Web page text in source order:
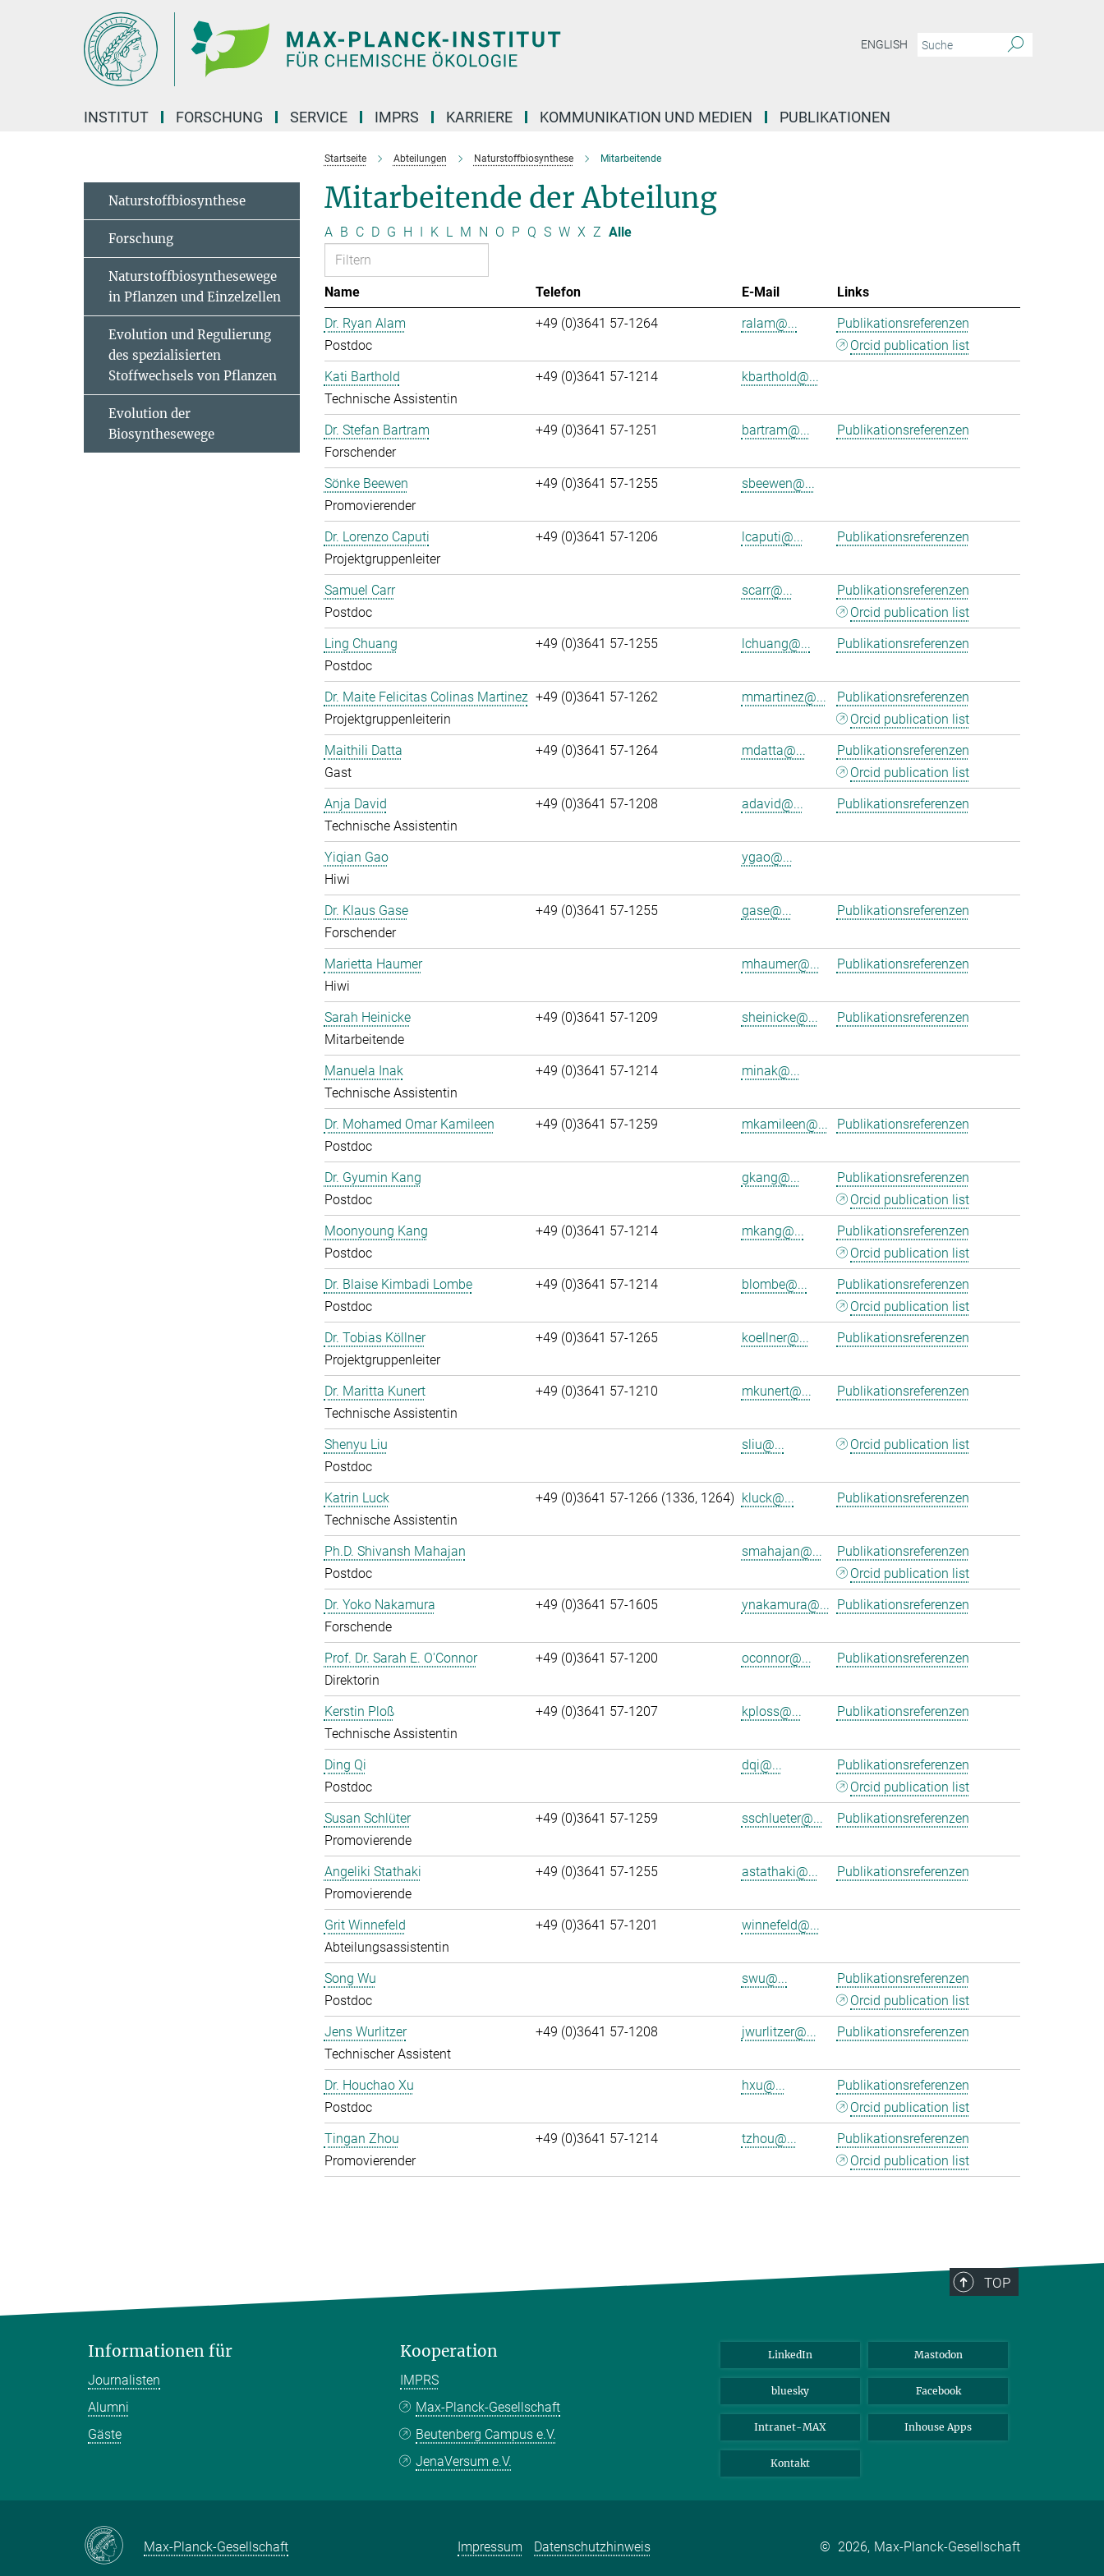
ENGLISH
INSTITUT FORSCHUNG SERVICE IMPRS KARRIERE KOMMUNIKATION UND MEDIEN PUBLIKATIONEN
Startseite Abteilungen Naturstoffbiosynthese Mitarbeitende
Mitarbeitende der Abteilung
A B C D G H I K L M N O P Q S W X Z Alle
Name Telefon E-Mail
Links
Dr. Ryan Alam
Postdoc
+49 (0)3641 57-1264 ralam@...
Publikationsreferenzen
Orcid publication list
Kati Barthold
Technische Assistentin
+49 (0)3641 57-1214 kbarthold@...
Dr. Stefan Bartram
Forschender
+49 (0)3641 57-1251 bartram@... Publikationsreferenzen
Sönke Beewen
Promovierender
+49 (0)3641 57-1255 sbeewen@...
Dr. Lorenzo Caputi
Projektgruppenleiter
+49 (0)3641 57-1206 lcaputi@... Publikationsreferenzen
Samuel Carr
Postdoc
scarr@...
Publikationsreferenzen
Orcid publication list
Ling Chuang
Postdoc
+49 (0)3641 57-1255 lchuang@... Publikationsreferenzen
Dr. Maite Felicitas Colinas Martinez
Projektgruppenleiterin
+49 (0)3641 57-1262 mmartinez@...
Publikationsreferenzen
Orcid publication list
Maithili Datta
Gast
+49 (0)3641 57-1264 mdatta@...
Publikationsreferenzen
Orcid publication list
Anja David
Technische Assistentin
+49 (0)3641 57-1208 adavid@... Publikationsreferenzen
Yiqian Gao
Hiwi
ygao@...
Dr. Klaus Gase
Forschender
+49 (0)3641 57-1255 gase@... Publikationsreferenzen
Marietta Haumer
Hiwi
mhaumer@... Publikationsreferenzen
Sarah Heinicke
Mitarbeitende
+49 (0)3641 57-1209 sheinicke@... Publikationsreferenzen
Manuela Inak
Technische Assistentin
+49 (0)3641 57-1214 minak@...
Dr. Mohamed Omar Kamileen
Postdoc
+49 (0)3641 57-1259 mkamileen@... Publikationsreferenzen
Dr. Gyumin Kang
Postdoc
gkang@...
Publikationsreferenzen
Orcid publication list
Moonyoung Kang
Postdoc
+49 (0)3641 57-1214 mkang@...
Publikationsreferenzen
Orcid publication list
Dr. Blaise Kimbadi Lombe
Postdoc
+49 (0)3641 57-1214 blombe@...
Publikationsreferenzen
Orcid publication list
Dr. Tobias Köllner
Projektgruppenleiter
+49 (0)3641 57-1265 koellner@... Publikationsreferenzen
Dr. Maritta Kunert
Technische Assistentin
+49 (0)3641 57-1210 mkunert@... Publikationsreferenzen
Shenyu Liu
Postdoc
sliu@... Orcid publication list
Katrin Luck
Technische Assistentin
+49 (0)3641 57-1266 (1336, 1264) kluck@... Publikationsreferenzen
Ph.D. Shivansh Mahajan
Postdoc
smahajan@...
Publikationsreferenzen
Orcid publication list
Dr. Yoko Nakamura
Forschende
+49 (0)3641 57-1605 ynakamura@... Publikationsreferenzen
Prof. Dr. Sarah E. O'Connor
Direktorin
+49 (0)3641 57-1200 oconnor@... Publikationsreferenzen
Kerstin Ploß
Technische Assistentin
+49 (0)3641 57-1207 kploss@... Publikationsreferenzen
Ding Qi
Postdoc
dqi@...
Publikationsreferenzen
Orcid publication list
Susan Schlüter
Promovierende
+49 (0)3641 57-1259 sschlueter@... Publikationsreferenzen
Angeliki Stathaki
Promovierende
+49 (0)3641 57-1255 astathaki@... Publikationsreferenzen
Grit Winnefeld
Abteilungsassistentin
+49 (0)3641 57-1201 winnefeld@...
Song Wu
Postdoc
swu@...
Publikationsreferenzen
Orcid publication list
Jens Wurlitzer
Technischer Assistent
+49 (0)3641 57-1208 jwurlitzer@... Publikationsreferenzen
Dr. Houchao Xu
Postdoc
hxu@...
Publikationsreferenzen
Orcid publication list
Tingan Zhou
Promovierender
+49 (0)3641 57-1214 tzhou@...
Publikationsreferenzen
Orcid publication list
Naturstoffbiosynthese
Forschung
Naturstoffbiosynthesewege
in Pflanzen und Einzelzellen
Evolution und Regulierung
des spezialisierten
Stoffwechsels von Pflanzen
Evolution der
Biosynthesewege
TOP
Informationen für
Journalisten
Alumni
Gäste
Kooperation
IMPRS
Max-Planck-Gesellschaft
Beutenberg Campus e.V.
JenaVersum e.V.
LinkedIn Mastodon
bluesky Facebook
Intranet-MAX Inhouse Apps
Kontakt
Max-Planck-Gesellschaft Impressum Datenschutzhinweis © 2026, Max-Planck-Gesellschaft